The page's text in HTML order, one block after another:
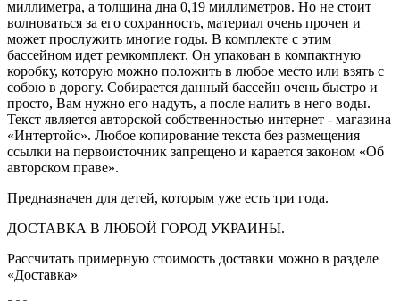
миллиметра, а толщина дна 0,19 миллиметров. Но не стоит
волноваться за его сохранность, материал очень прочен и
может прослужить многие годы. В комплекте с этим
бассейном идет ремкомплект. Он упакован в компактную
коробку, которую можно положить в любое место или взять с
собою в дорогу. Собирается данный бассейн очень быстро и
просто, Вам нужно его надуть, а после налить в него воды.
Текст является авторской собственностью интернет - магазина
«Интертойс». Любое копирование текста без размещения
ссылки на первоисточник запрещено и карается законом «Об
авторском праве».
Предназначен для детей, которым уже есть три года.
ДОСТАВКА В ЛЮБОЙ ГОРОД УКРАИНЫ.
Рассчитать примерную стоимость доставки можно в разделе
«Доставка»